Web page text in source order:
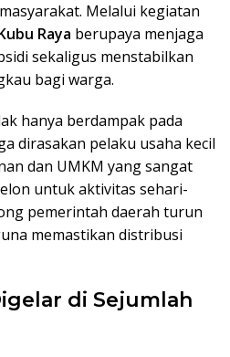
Melalui kegiatan
Raya berupaya menjaga
sekaligus menstabilkan
bagi warga.
hanya berdampak pada
dirasakan pelaku usaha kecil
dan UMKM yang sangat
untuk aktivitas sehari-
pemerintah daerah turun
memastikan distribusi
di Sejumlah